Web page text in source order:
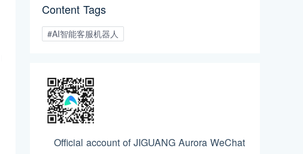
Content Tags
#AI智能客服机器人
Official account of JIGUANG Aurora WeChat